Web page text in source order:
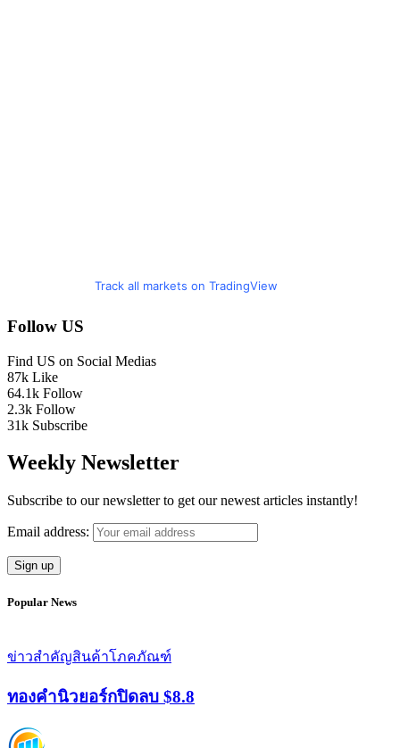
Track all markets on TradingView
Follow US
Find US on Social Medias
87k Like
64.1k Follow
2.3k Follow
31k Subscribe
Weekly Newsletter
Subscribe to our newsletter to get our newest articles instantly!
Email address:
Popular News
ข่าวสำคัญสินค้าโภคภัณฑ์
ทองคำนิวยอร์กปิดลบ $8.8